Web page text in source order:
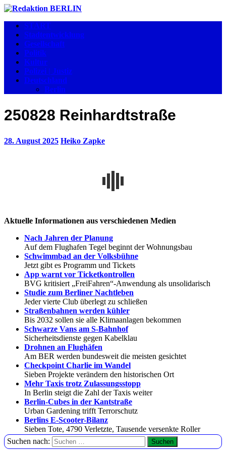
START
Stadtentwicklung
Gesellschaft
Politik
Kultur
Polizei | Justiz
Deutschland
Berlin
250828 Reinhardtstraße
28. August 2025 Heiko Zapke
Aktuelle Informationen aus verschiedenen Medien
Nach Jahren der Planung
Auf dem Flughafen Tegel beginnt der Wohnungsbau
Schwimmbad an der Volksbühne
Jetzt gibt es Programm und Tickets
App warnt vor Ticketkontrollen
BVG kritisiert „FreiFahren“-Anwendung als unsolidarisch
Studie zum Berliner Nachtleben
Jeder vierte Club überlegt zu schließen
Straßenbahnen werden kühler
Bis 2032 sollen sie alle Klimaanlagen bekommen
Schwarze Vans am S-Bahnhof
Sicherheitsdienste gegen Kabelklau
Drohnen an Flughäfen
Am BER werden bundesweit die meisten gesichtet
Checkpoint Charlie im Wandel
Sieben Projekte verändern den historischen Ort
Mehr Taxis trotz Zulassungsstopp
In Berlin steigt die Zahl der Taxis weiter
Berlin-Cubes in der Kantstraße
Urban Gardening trifft Terrorschutz
Berlins E-Scooter-Bilanz
Sieben Tote, 4790 Verletzte, Tausende versenkte Roller
Suchen nach: